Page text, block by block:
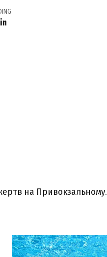
на Привокзальному.